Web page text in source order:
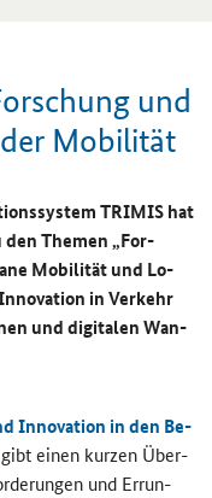
und
Mo­bi­li­tät
TRI­MIS hat
The­men „For­
Mo­bi­li­tät und Lo­
in Ver­kehr
und di­gi­ta­len Wan­
In­no­va­ti­on in den Be­
gibt einen kur­zen Über­
und Er­run­